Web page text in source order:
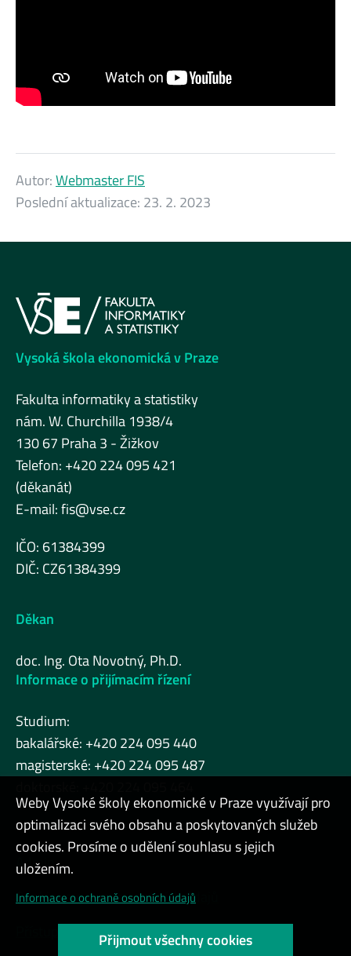
Autor:Webmaster FIS
Poslední aktualizace: 23. 2. 2023
Vysoká škola ekonomická v Praze
Fakulta informatiky a statistiky
nám. W. Churchilla 1938/4
130 67 Praha 3 - Žižkov
Telefon: +420 224 095 421
(děkanát)
E-mail:fis@vse.cz
IČO: 61384399
DIČ: CZ61384399
Děkan
doc. Ing. Ota Novotný, Ph.D.
Informace o přijímacím řízení
Studium:
bakalářské: +420 224 095 440
magisterské: +420 224 095 487
Admin
Cookies a ochrana osobních údajů
Přístupnost webu
Weby Vysoké školy ekonomické v Praze využívají pro
optimalizaci svého obsahu a poskytovaných služeb
cookies. Prosíme o udělení souhlasu s jejich
uložením.
Informace o ochraně osobních údajů
Přijmout všechny cookies